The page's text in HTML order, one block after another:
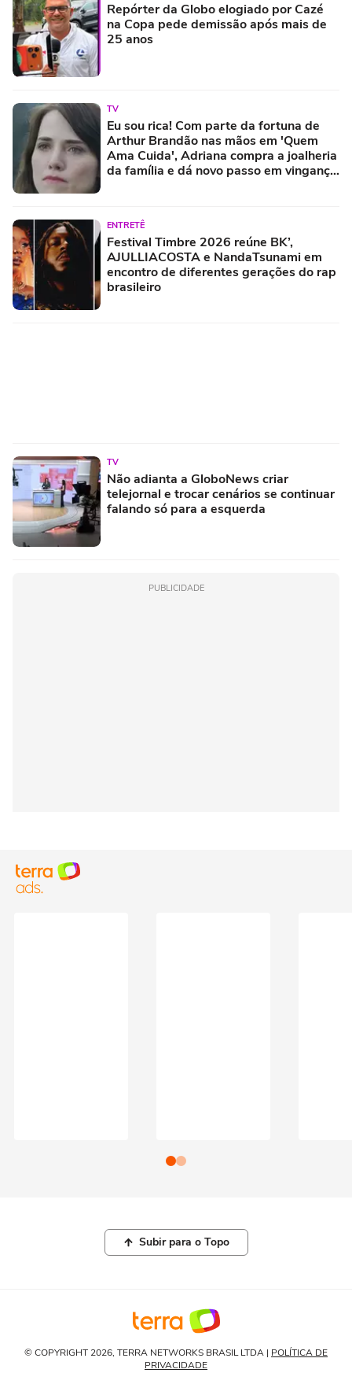
Repórter da Globo elogiado por Cazé
na Copa pede demissão após mais de
25 anos
TV
Eu sou rica! Com parte da fortuna de
Arthur Brandão nas mãos em 'Quem
Ama Cuida', Adriana compra a joalheria
da família e dá novo passo em vingança
ENTRETÊ
Festival Timbre 2026 reúne BK’,
AJULLIACOSTA e NandaTsunami em
encontro de diferentes gerações do rap
brasileiro
TV
Não adianta a GloboNews criar
telejornal e trocar cenários se continuar
falando só para a esquerda
PUBLICIDADE
Subir para o Topo
© COPYRIGHT 2026, TERRA NETWORKS BRASIL LTDA | POLÍTICA DE
PRIVACIDADE